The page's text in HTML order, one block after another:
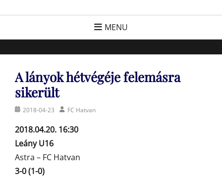
FC Hatvan
Egyesület a hatvani labdarúgásért, sportért!
MENU
A lányok hétvégéje felemásra
sikerült
Posted2018-04-23 AuthorFC Hatvan
2018.04.20. 16:30
Leány U16
Astra – FC Hatvan
3-0 (1-0)